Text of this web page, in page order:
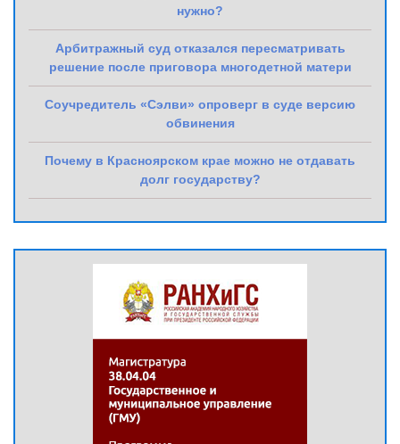
нужно?
Арбитражный суд отказался пересматривать
решение после приговора многодетной матери
Соучредитель «Сэлви» опроверг в суде версию
обвинения
Почему в Красноярском крае можно не отдавать
долг государству?